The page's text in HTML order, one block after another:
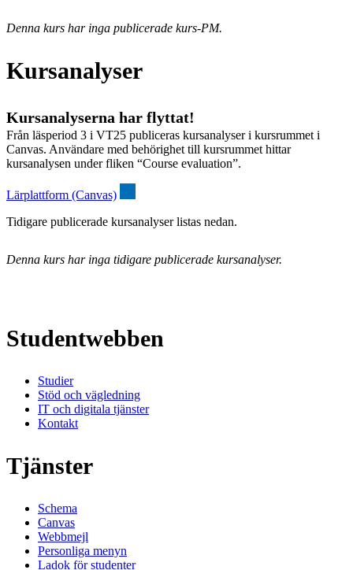
Denna kurs har inga publicerade kurs-PM.
Kursanalyser
Kursanalyserna har flyttat!
Från läsperiod 3 i VT25 publiceras kursanalyser i kursrummet i
Canvas. Användare med behörighet till kursrummet hittar
kursanalysen under fliken “Course evaluation”.
Lärplattform (Canvas)
Tidigare publicerade kursanalyser listas nedan.
Denna kurs har inga tidigare publicerade kursanalyser.
Studentwebben
Studier
Stöd och vägledning
IT och digitala tjänster
Kontakt
Tjänster
Schema
Canvas
Webbmejl
Personliga menyn
Ladok för studenter